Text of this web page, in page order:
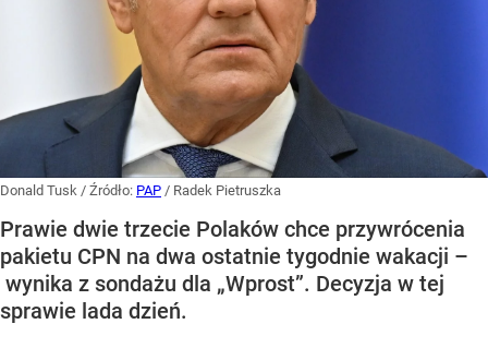
Donald Tusk / Źródło: PAP / Radek Pietruszka
Prawie dwie trzecie Polaków chce przywrócenia
pakietu CPN na dwa ostatnie tygodnie wakacji –
wynika z sondażu dla „Wprost”. Decyzja w tej
sprawie lada dzień.